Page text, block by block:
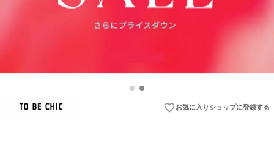
favorite_borderお気に入りショップに登録する